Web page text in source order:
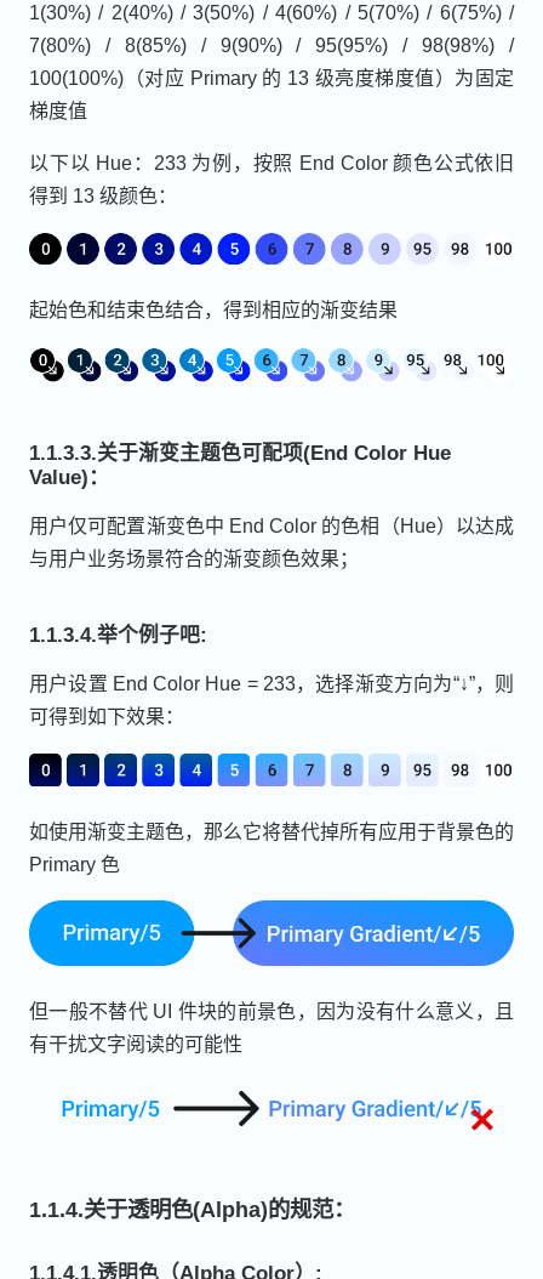
1(30%) / 2(40%) / 3(50%) / 4(60%) / 5(70%) / 6(75%) /
7(80%) / 8(85%) / 9(90%) / 95(95%) / 98(98%) /
100(100%)（对应 Primary 的 13 级亮度梯度值）为固定
梯度值
以下以 Hue：233 为例，按照 End Color 颜色公式依旧
得到 13 级颜色：
起始色和结束色结合，得到相应的渐变结果
1.1.3.3.关于渐变主题色可配项(End Color Hue
Value)：
用户仅可配置渐变色中 End Color 的色相（Hue）以达成
与用户业务场景符合的渐变颜色效果；
1.1.3.4.举个例子吧:
用户设置 End Color Hue = 233，选择渐变方向为“↓”，则
可得到如下效果：
如使用渐变主题色，那么它将替代掉所有应用于背景色的
Primary 色
但一般不替代 UI 件块的前景色，因为没有什么意义，且
有干扰文字阅读的可能性
1.1.4.关于透明色(Alpha)的规范：
1.1.4.1.透明色（Alpha Color）: